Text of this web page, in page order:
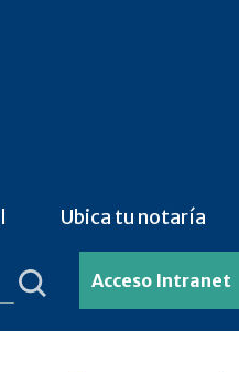
Ubica tu notaría
Acceso Intranet